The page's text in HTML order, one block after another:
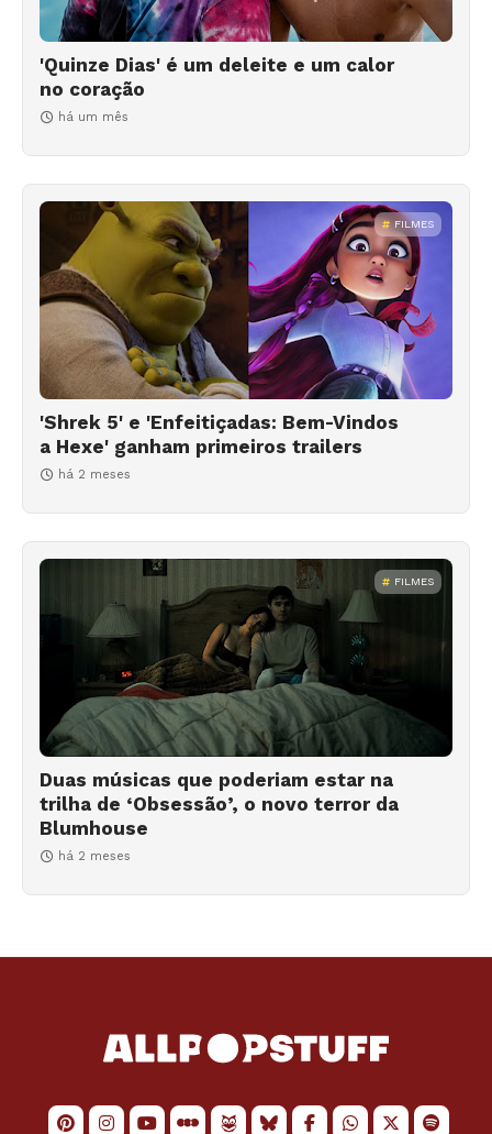
'Quinze Dias' é um deleite e um calor
no coração
há um mês
FILMES
'Shrek 5' e 'Enfeitiçadas: Bem-Vindos
a Hexe' ganham primeiros trailers
há 2 meses
FILMES
Duas músicas que poderiam estar na
trilha de ‘Obsessão’, o novo terror da
Blumhouse
há 2 meses